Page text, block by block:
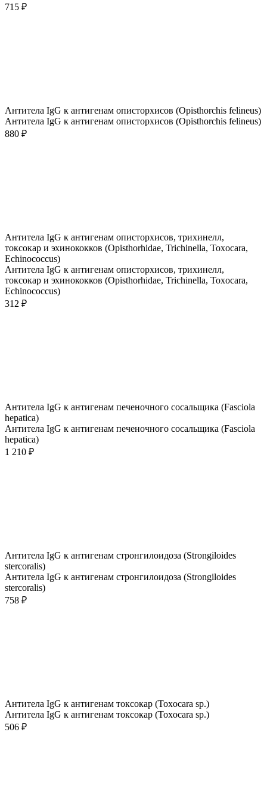
715 ₽
Антитела IgG к антигенам описторхисов (Opisthorchis felineus)
Антитела IgG к антигенам описторхисов (Opisthorchis felineus)
880 ₽
Антитела IgG к антигенам описторхисов, трихинелл,
токсокар и эхинококков (Opisthorhidae, Trichinella, Toxocara,
Echinococcus)
Антитела IgG к антигенам описторхисов, трихинелл,
токсокар и эхинококков (Opisthorhidae, Trichinella, Toxocara,
Echinococcus)
312 ₽
Антитела IgG к антигенам печеночного сосальщика (Fasciola
hepatica)
Антитела IgG к антигенам печеночного сосальщика (Fasciola
hepatica)
1 210 ₽
Антитела IgG к антигенам стронгилоидоза (Strongiloides
stercoralis)
Антитела IgG к антигенам стронгилоидоза (Strongiloides
stercoralis)
758 ₽
Антитела IgG к антигенам токсокар (Toxocara sp.)
Антитела IgG к антигенам токсокар (Toxocara sp.)
506 ₽